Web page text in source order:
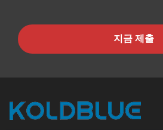
지금 제출